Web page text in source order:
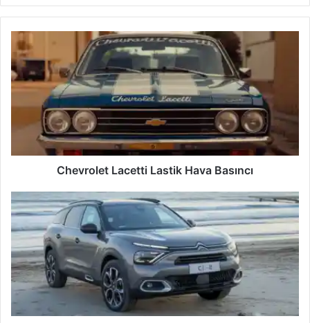
Chevrolet
Lacetti
Lastik
Hava
Chevrolet Lacetti Lastik Hava Basıncı
Citroen
C8
Lastik
Hava
Basıncı